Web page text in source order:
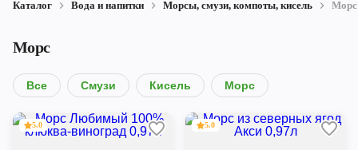
Коряжма
Котлас
Новодвинск
Каталог Вода и напитки Морсы, смузи, компоты, кисель Морс
Морс
Все Смузи Кисель Морс
5.0 5.0